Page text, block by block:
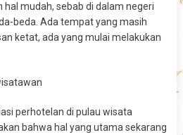
mudah, sebab di dalam negeri
beda. Ada tempat yang masih
ketat, ada yang mulai melakukan
perhotelan di pulau wisata
bahwa hal yang utama sekarang